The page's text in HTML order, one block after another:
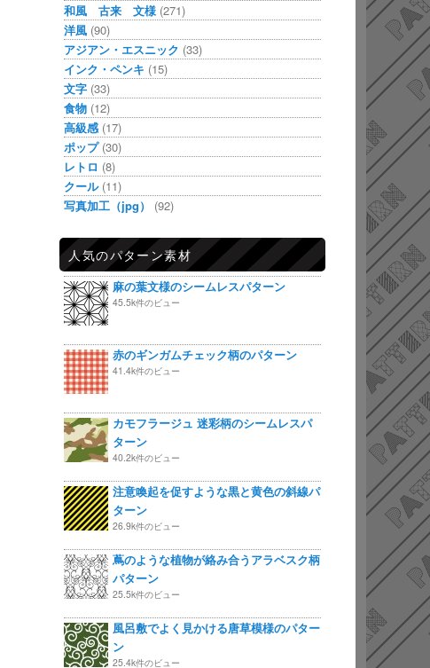
和風 古来 文様 (271)
洋風 (90)
アジアン・エスニック (33)
インク・ペンキ (15)
文字 (33)
食物 (12)
高級感 (17)
ポップ(30)
レトロ (8)
クール(11)
写真加工（jpg）
(92)
人気のパターン素材
麻の葉文様のシームレスパターン
45.5k件のビュー
赤のギンガムチェック柄のパターン
41.4k件のビュー
カモフラージュ 迷彩柄のシームレスパ
ターン
40.2k件のビュー
注意喚起を促すような黒と黄色の斜線パ
ターン
26.9k件のビュー
蔦のような植物が絡み合うアラベスク柄
パターン
25.5k件のビュー
風呂敷でよく見かける唐草模様のパター
ン
25.4k件のビュー